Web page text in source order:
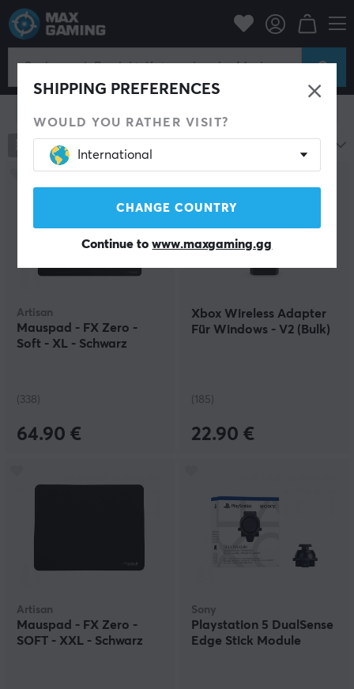
SHIPPING PREFERENCES
WOULD YOU RATHER VISIT?
International
CHANGE COUNTRY
Continue towww.maxgaming.gg
Schwarz
Artisan
Mauspad - FX Zero -
Soft - XL - Schwarz
(338)
64.90 €
Xbox Wireless Adapter
Für Windows - V2 (Bulk)
(185)
22.90 €
Artisan
Mauspad - FX Zero -
SOFT - XXL - Schwarz
Sony
Playstation 5 DualSense
Edge Stick Module